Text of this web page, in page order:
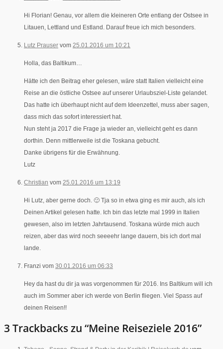
Hi Florian! Genau, vor allem die kleineren Orte entlang der Ostsee in
Litauen, Lettland und Estland. Darauf freue ich mich besonders.
Lutz Prauser vom 25.01.2016 um 10:21
Holla, das Baltikum…
Hätte ich den Beitrag eher gelesen, wäre statt Italien vielleicht eine
Reise an die östliche Ostsee auf unserer Urlaubsziel-Liste gelandet.
Das hatte ich überhaupt nicht auf dem Ideenzettel, muss aber sagen,
dass mich das sofort interessiert hat.
Nun steht ja 2017 die Frage ja wieder an, vielleicht geht es dann
dorthin. Denn mittlerweile ist die Toskana gebucht.
Danke übrigens für die Erwähnung.
Lutz
Christian vom 25.01.2016 um 13:19
Hi Lutz, aber gerne doch. 🙂 Tja so in etwa ging es mir auch, als ich
Deinen Artikel gelesen hatte. Ich bin das letzte mal 1999 in Italien
gewesen, also im letzten Jahrtausend. Toskana würde mich auch
reizen, aber das wird noch seeeehr lange dauern, bis ich dort mal
lande.
Franzi vom 30.01.2016 um 06:33
Hey da hast du dir ja was vorgenommen für 2016. Ins Baltikum will ich
auch im Sommer aber ich werde von Berlin fliegen. Viel Spass auf
deinen Reisen!!
3 Trackbacks zu “Meine Reiseziele 2016”